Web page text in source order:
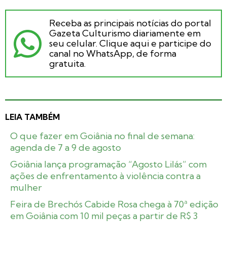
Receba as principais notícias do portal
Gazeta Culturismo diariamente em
seu celular. Clique aqui e participe do
canal no WhatsApp, de forma
gratuita.
LEIA TAMBÉM
O que fazer em Goiânia no final de semana:
agenda de 7 a 9 de agosto
Goiânia lança programação “Agosto Lilás” com
ações de enfrentamento à violência contra a
mulher
Feira de Brechós Cabide Rosa chega à 70ª edição
em Goiânia com 10 mil peças a partir de R$ 3